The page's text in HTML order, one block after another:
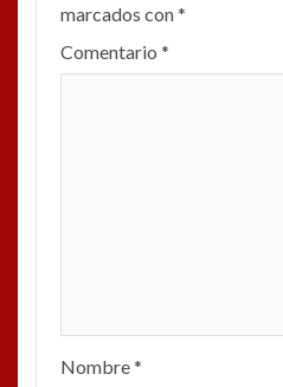
marcados con*
Comentario *
Nombre*